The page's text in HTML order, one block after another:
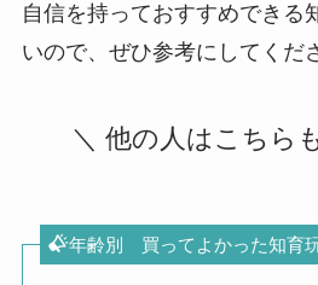
自信を持っておすすめできる
いので、ぜひ参考にしてくだ
＼ 他の人はこちら
年齢別 買ってよかった知育